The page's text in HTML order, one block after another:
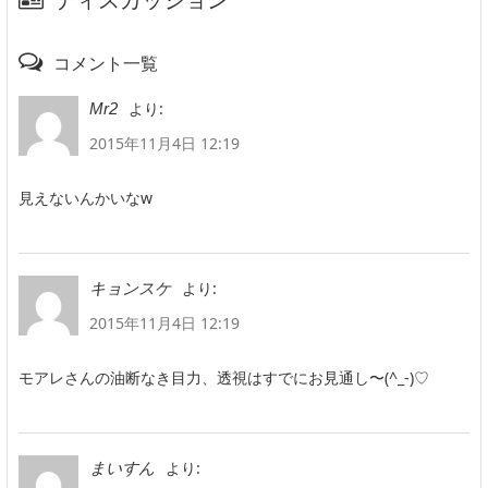
コメント一覧
Mr2
より:
2015年11月4日 12:19
見えないんかいなw
キョンスケ
より:
2015年11月4日 12:19
モアレさんの油断なき目力、透視はすでにお見通し〜(^_-)♡
まいすん より: